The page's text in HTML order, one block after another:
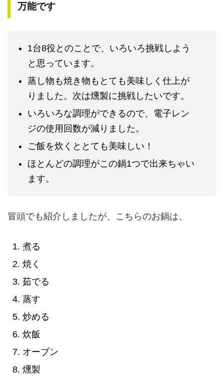
万能です
1台8役とのことで、いろいろ挑戦しよう
と思っています。
蒸し物も焼き物もとても美味しく仕上が
りました。次は燻製に挑戦したいです。
いろいろな調理ができるので、電子レン
ジの使用回数が減りました。
ご飯を炊くととても美味しい！
ほとんどの調理がこの鍋1つで出来ちゃい
ます。
冒頭でも紹介しましたが、こちらのお鍋は、
煮る
焼く
茹でる
蒸す
炒める
炊飯
オーブン
燻製